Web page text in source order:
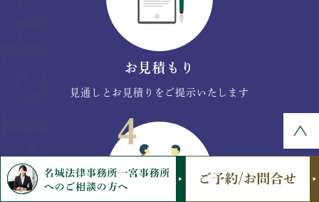
お見積もり
見通しとお見積りをご提示いたします